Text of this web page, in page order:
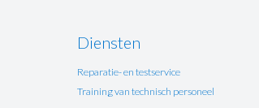
Diensten
Reparatie- en testservice
Training van technisch personeel